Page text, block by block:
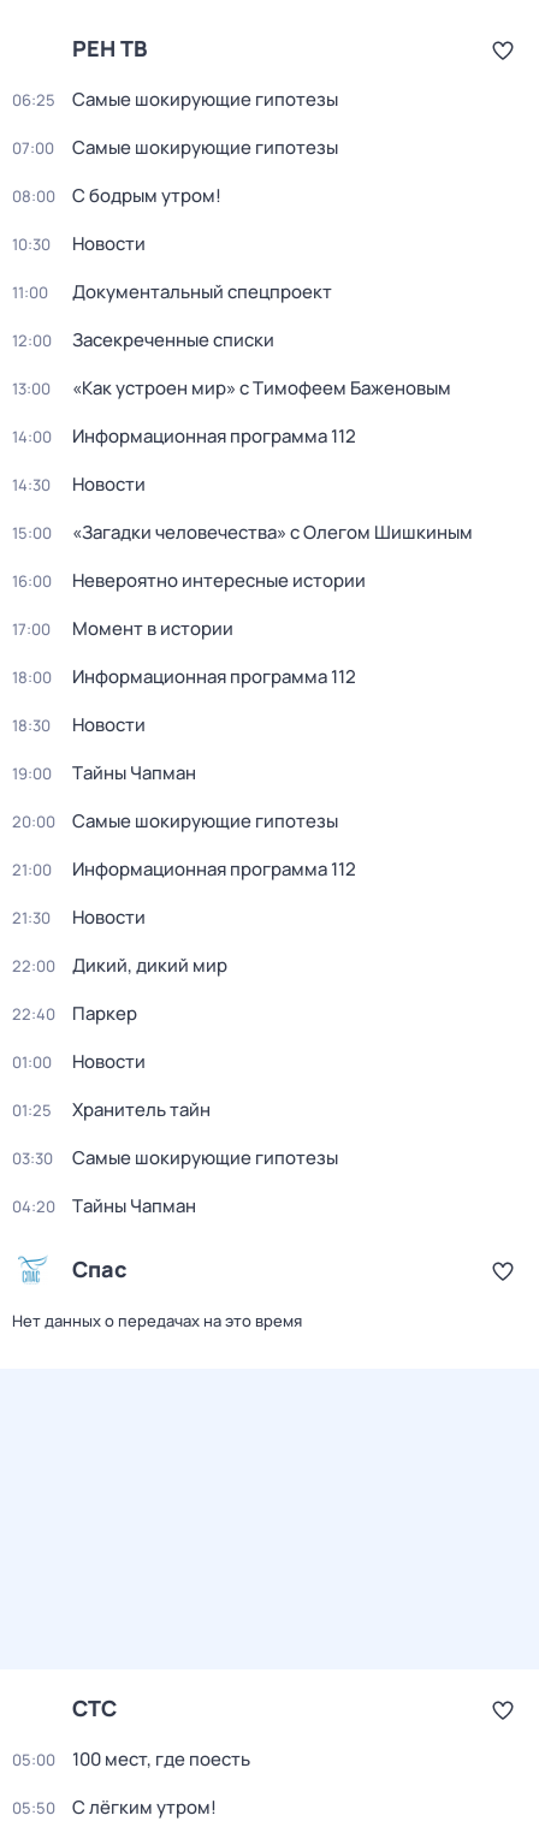
РЕН ТВ
06:25 Самые шoкиpующие гипотезы
07:00 Самые шoкиpующие гипотезы
08:00 С бодрым утром!
10:30 Новости
11:00 Документальный спецпроект
12:00 Зacекрeченные cписки
13:00 «Как устроен мир» с Тимофеем Баженовым
14:00 Информационная программа 112
14:30 Новости
15:00 «Загадки человечества» с Олегом Шишкиным
16:00 Невероятно интересные истории
17:00 Момент в истории
18:00 Информационная программа 112
18:30 Новости
19:00 Тaйны Чапман
20:00 Самые шoкиpующие гипотезы
21:00 Информационная программа 112
21:30 Новости
22:00 Дикий, дикий мир
22:40 Паркер
01:00 Новости
01:25 Хранитель тайн
03:30 Самые шoкиpующие гипотезы
04:20 Тaйны Чапман
Спас
Нет данных о передачах на это время
СТС
05:00 100 мест, где поесть
05:50 С лёгким утром!